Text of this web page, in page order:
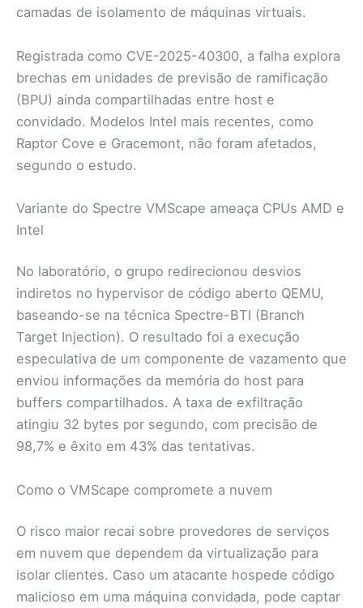
camadas de isolamento de máquinas virtuais.
Registrada como CVE-2025-40300, a falha explora
brechas em unidades de previsão de ramificação
(BPU) ainda compartilhadas entre host e
convidado. Modelos Intel mais recentes, como
Raptor Cove e Gracemont, não foram afetados,
segundo o estudo.
Variante do Spectre VMScape ameaça CPUs AMD e
Intel
No laboratório, o grupo redirecionou desvios
indiretos no hypervisor de código aberto QEMU,
baseando-se na técnica Spectre-BTI (Branch
Target Injection). O resultado foi a execução
especulativa de um componente de vazamento que
enviou informações da memória do host para
buffers compartilhados. A taxa de exfiltração
atingiu 32 bytes por segundo, com precisão de
98,7% e êxito em 43% das tentativas.
Como o VMScape compromete a nuvem
O risco maior recai sobre provedores de serviços
em nuvem que dependem da virtualização para
isolar clientes. Caso um atacante hospede código
malicioso em uma máquina convidada, pode captar